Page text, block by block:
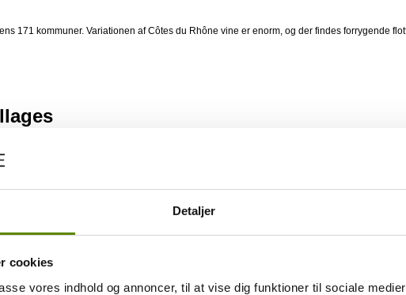
Detaljer
cookies
vores indhold og annoncer, til at vise dig funktioner til sociale
171 kommuner. Variationen af Côtes du Rhône vine er enorm, og der findes forrygende
af Côtes du Rhône Villages vine. Også her findes stort variation i både stilarter og
Ardèche, Drôme, Gard og Vaucluse.
du Rhône Village.